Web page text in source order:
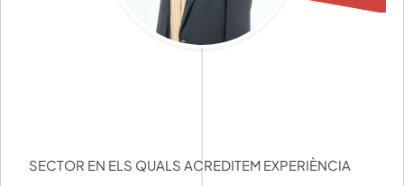
SECTOR EN ELS QUALS ACREDITEM EXPERIÈNCIA